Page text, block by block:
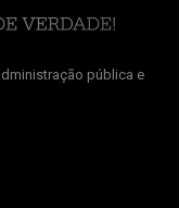
pública e